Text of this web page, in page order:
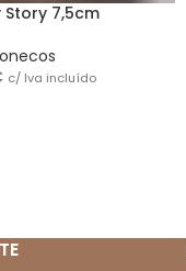
Story 7,5cm
c/ Iva incluído